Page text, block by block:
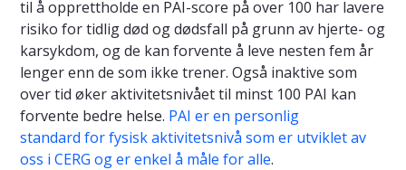
til å opprettholde en PAI-score på over 100 har lavere
risiko for tidlig død og dødsfall på grunn av hjerte- og
karsykdom, og de kan forvente å leve nesten fem år
lenger enn de som ikke trener. Også inaktive som
over tid øker aktivitetsnivået til minst 100 PAI kan
forvente bedre helse. PAI er en personlig
standard for fysisk aktivitetsnivå som er utviklet av
oss i CERG og er enkel å måle for alle.